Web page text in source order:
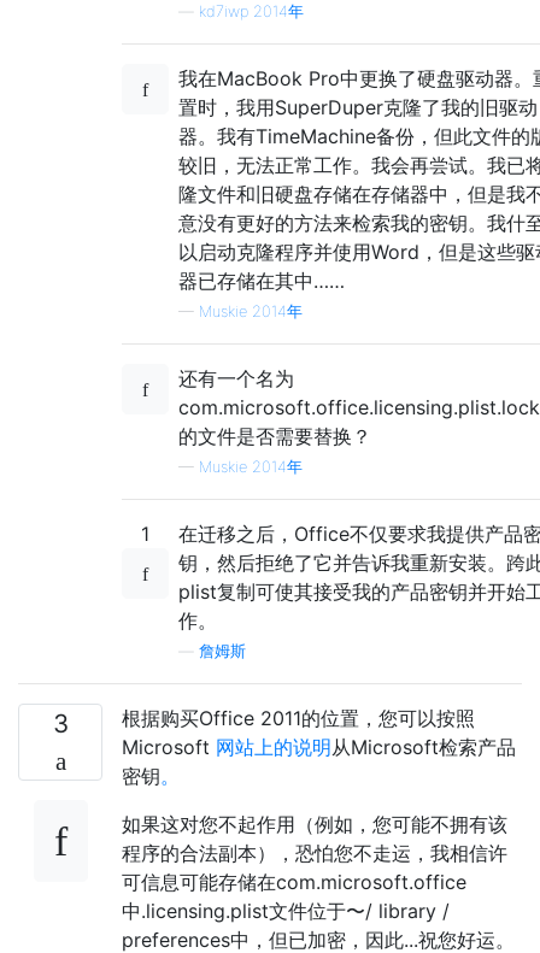
kd7iwp 2014年
我在MacBook Pro中更换了硬盘驱动器。
置时，我用SuperDuper克隆了我的旧驱动
器。我有TimeMachine备份，但此文件的
较旧，无法正常工作。我会再尝试。我已
隆文件和旧硬盘存储在存储器中，但是我
意没有更好的方法来检索我的密钥。我什
以启动克隆程序并使用Word，但是这些驱
器已存储在其中……
— Muskie 2014年
还有一个名为
的文件是否需要替换？
— Muskie 2014年
1
在迁移之后，Office不仅要求我提供产品
钥，然后拒绝了它并告诉我重新安装。跨
plist复制可使其接受我的产品密钥并开始
作。
詹姆斯
3
根据购买Office 2011的位置，您可以按照
Microsoft 网站上的说明从Microsoft检索产品
密钥。
如果这对您不起作用（例如，您可能不拥有该
程序的合法副本），恐怕您不走运，我相信许
可信息可能存储在com.microsoft.office
中.licensing.plist文件位于〜/ library /
preferences中，但已加密，因此...祝您好运。